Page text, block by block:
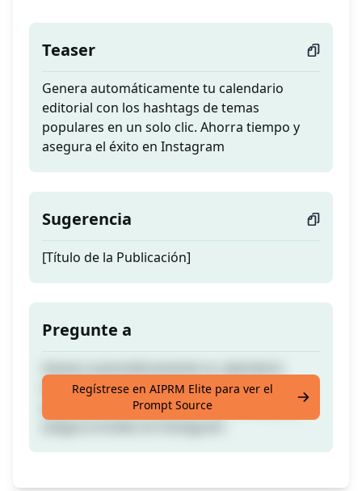
Teaser
Genera automáticamente tu calendario
editorial con los hashtags de temas
populares en un solo clic. Ahorra tiempo y
asegura el éxito en Instagram
Sugerencia
[Título de la Publicación]
Pregunte a
editorial con los hashtags de temas
populares en un solo clic. Ahorra tiempo y
Regístrese en AIPRM Elite para ver el
Prompt Source